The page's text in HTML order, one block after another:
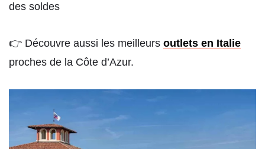
des soldes
👉 Découvre aussi les meilleurs outlets en Italie
proches de la Côte d’Azur.